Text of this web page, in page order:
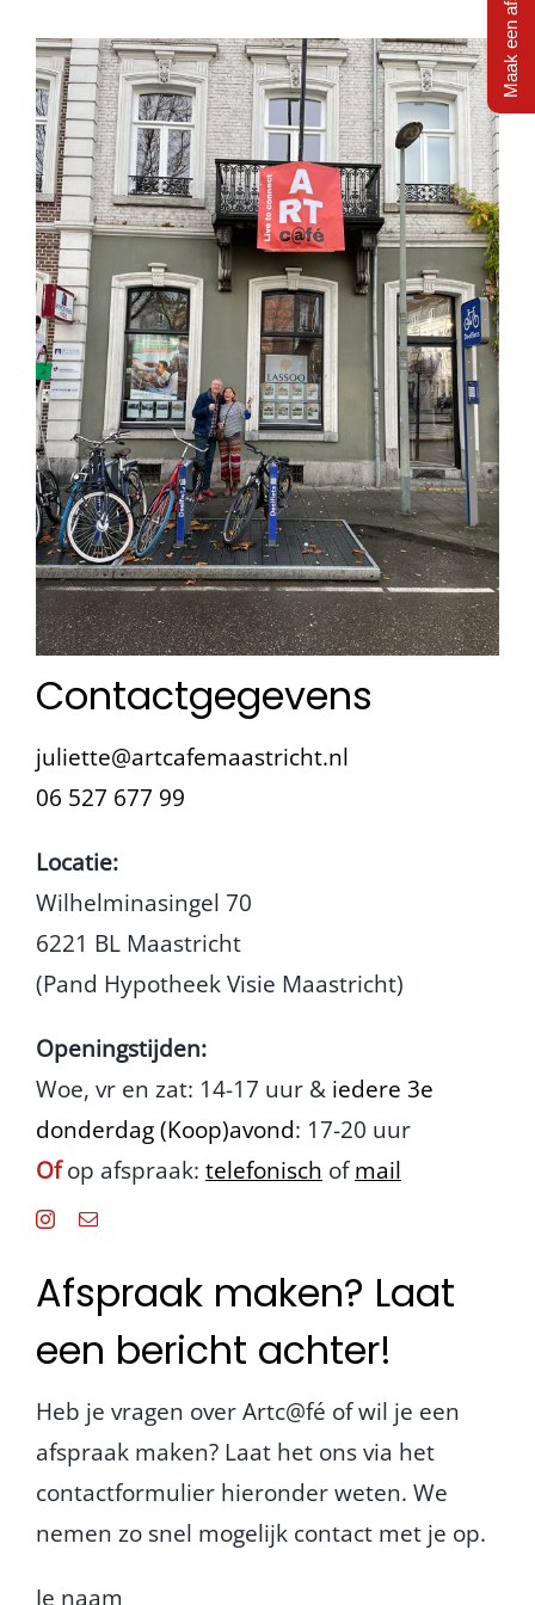
Contactgegevens
juliette@artcafemaastricht.nl
06 527 677 99
Locatie:
Wilhelminasingel 70
6221 BL Maastricht
(Pand Hypotheek Visie Maastricht)
Openingstijden:
Woe, vr en zat: 14-17 uur & iedere 3e
donderdag (Koop)avond: 17-20 uur
Ofop afspraak: telefonisch ofmail
Afspraak maken? Laat
een bericht achter!
Heb je vragen over Artc@fé of wil je een
afspraak maken? Laat het ons via het
contactformulier hieronder weten. We
nemen zo snel mogelijk contact met je op.
Je naam